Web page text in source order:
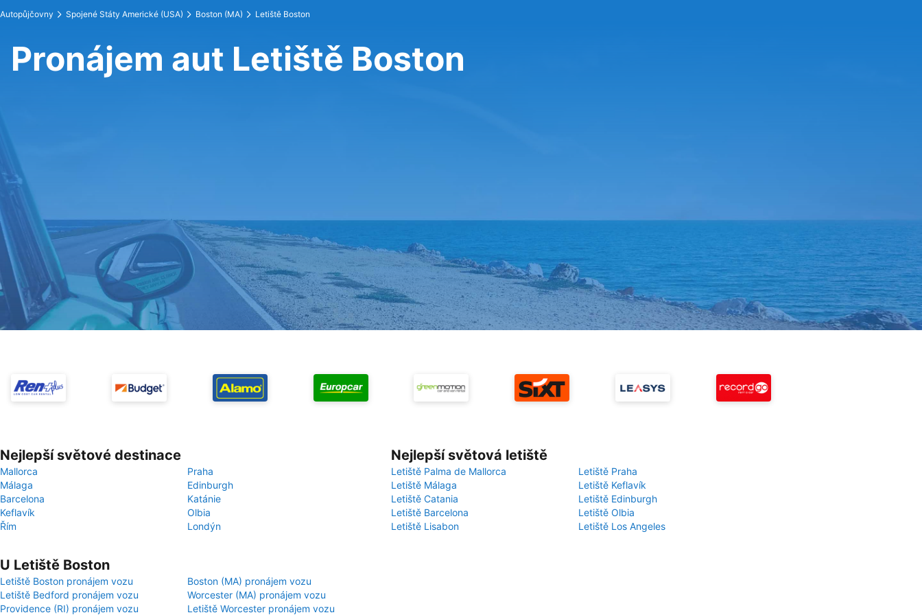
Autopůjčovny Spojené Státy Americké (USA) Boston (MA) Letiště Boston
Pronájem aut Letiště Boston
Nejlepší světové destinace
Mallorca
Praha
Málaga
Edinburgh
Barcelona
Katánie
Keflavík
Olbia
Řím
Londýn
Nejlepší světová letiště
Letiště Palma de Mallorca
Letiště Praha
Letiště Málaga
Letiště Keflavík
Letiště Catania
Letiště Edinburgh
Letiště Barcelona
Letiště Olbia
Letiště Lisabon
Letiště Los Angeles
U Letiště Boston
Letiště Boston pronájem vozu
Boston (MA) pronájem vozu
Letiště Bedford pronájem vozu
Worcester (MA) pronájem vozu
Providence (RI) pronájem vozu
Letiště Worcester pronájem vozu